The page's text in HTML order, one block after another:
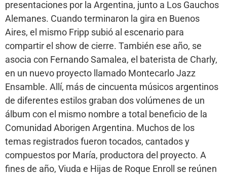
presentaciones por la Argentina, junto a Los Gauchos
Alemanes. Cuando terminaron la gira en Buenos
Aires, el mismo Fripp subió al escenario para
compartir el show de cierre. También ese año, se
asocia con Fernando Samalea, el baterista de Charly,
en un nuevo proyecto llamado Montecarlo Jazz
Ensamble. Allí, más de cincuenta músicos argentinos
de diferentes estilos graban dos volúmenes de un
álbum con el mismo nombre a total beneficio de la
Comunidad Aborigen Argentina. Muchos de los
temas registrados fueron tocados, cantados y
compuestos por María, productora del proyecto. A
fines de año, Viuda e Hijas de Roque Enroll se reúnen